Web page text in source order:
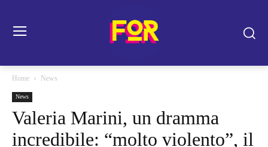
Home News
News
Valeria Marini, un dramma
incredibile: “molto violento”, il